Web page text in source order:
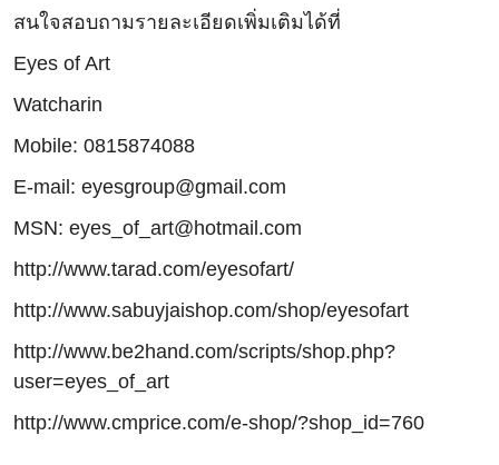
สนใจสอบถามรายละเอียดเพิ่มเติมได้ที่
Eyes of Art
Watcharin
Mobile: 0815874088
E-mail: eyesgroup@gmail.com
MSN: eyes_of_art@hotmail.com
http://www.tarad.com/eyesofart/
http://www.sabuyjaishop.com/shop/eyesofart
http://www.be2hand.com/scripts/shop.php?
user=eyes_of_art
http://www.cmprice.com/e-shop/?shop_id=760